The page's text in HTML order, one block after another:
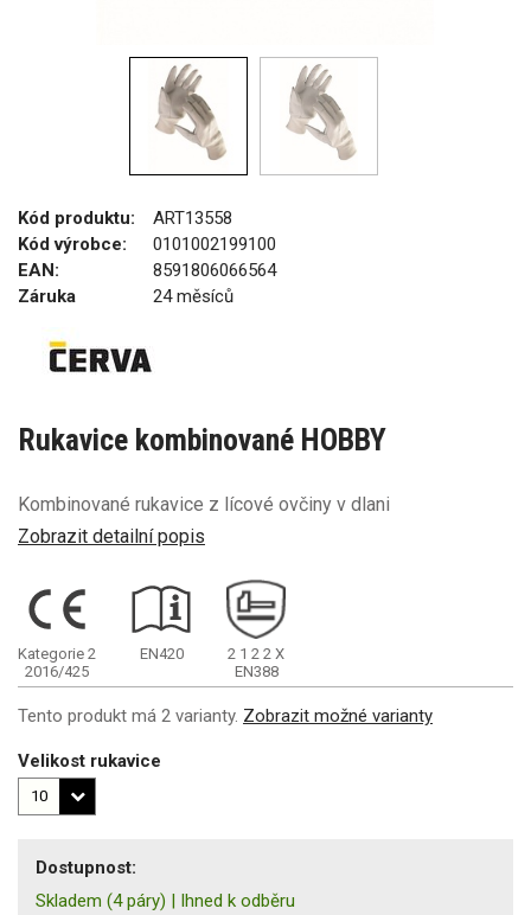
Kód produktu:
ART13558
Kód výrobce:
0101002199100
EAN:
8591806066564
Záruka
24 měsíců
Rukavice kombinované HOBBY
Kombinované rukavice z lícové ovčiny v dlani
Zobrazit detailní popis
Kategorie 2
2016/425
EN420 2 1 2 2 X
EN388
Tento produkt má 2 varianty. Zobrazit možné varianty
Velikost rukavice
Dostupnost:
Skladem (4 páry) | Ihned k odběru